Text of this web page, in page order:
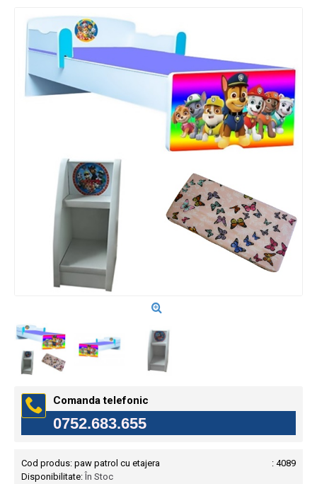
Comanda telefonic
0752.683.655
: 4089
Cod produs: paw patrol cu etajera
Disponibilitate:În Stoc